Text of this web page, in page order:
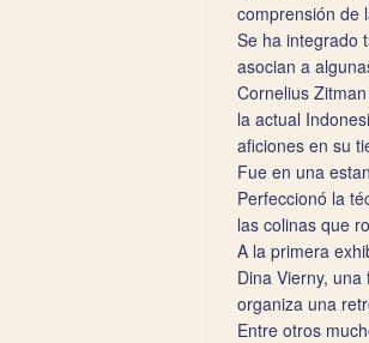
comprensión de
Se ha integrado
asocian a
Cornelius
la actual
aficiones en su
Fue en una
Perfeccionó la
las colinas que
A la primera
Dina Vierny,
organiza una
Entre otros